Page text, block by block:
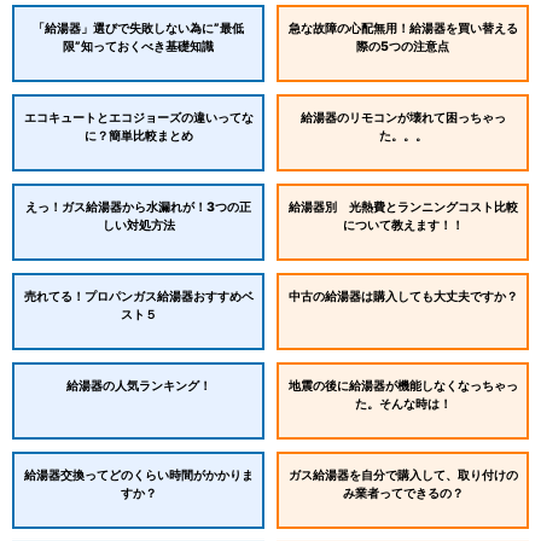
「給湯器」選びで失敗しない為に”最低
限”知っておくべき基礎知識
急な故障の心配無用！給湯器を買い替える
際の5つの注意点
エコキュートとエコジョーズの違いってな
に？簡単比較まとめ
給湯器のリモコンが壊れて困っちゃっ
た。。。
えっ！ガス給湯器から水漏れが！3つの正
しい対処方法
給湯器別 光熱費とランニングコスト比較
について教えます！！
売れてる！プロパンガス給湯器おすすめベ
スト５
中古の給湯器は購入しても大丈夫ですか？
給湯器の人気ランキング！
地震の後に給湯器が機能しなくなっちゃっ
た。そんな時は！
給湯器交換ってどのくらい時間がかかりま
すか？
ガス給湯器を自分で購入して、取り付けの
み業者ってできるの？